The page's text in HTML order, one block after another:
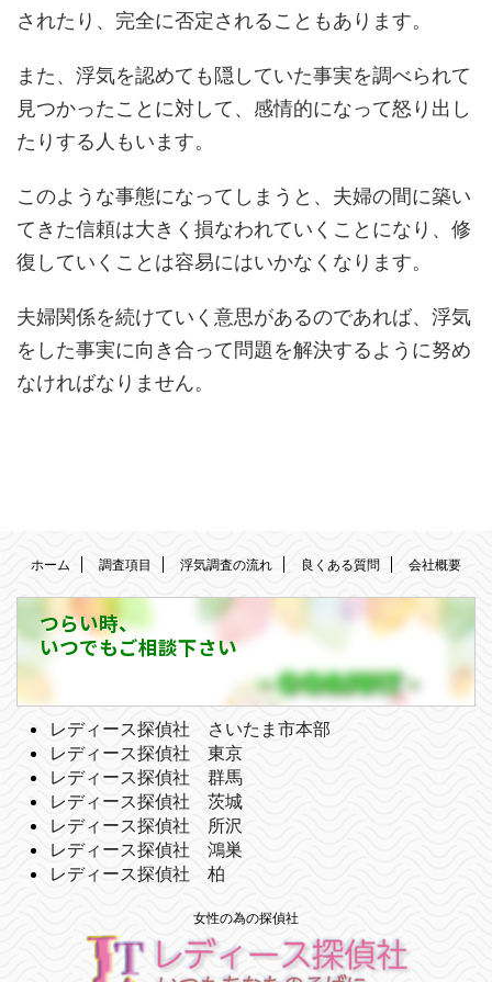
されたり、完全に否定されることもあります。
また、浮気を認めても隠していた事実を調べられて
見つかったことに対して、感情的になって怒り出し
たりする人もいます。
このような事態になってしまうと、夫婦の間に築い
てきた信頼は大きく損なわれていくことになり、修
復していくことは容易にはいかなくなります。
夫婦関係を続けていく意思があるのであれば、浮気
をした事実に向き合って問題を解決するように努め
なければなりません。
ホーム 調査項目 浮気調査の流れ 良くある質問 会社概要
つらい時、
いつでもご相談下さい
レディース探偵社 さいたま市本部
レディース探偵社 東京
レディース探偵社 群馬
レディース探偵社 茨城
レディース探偵社 所沢
レディース探偵社 鴻巣
レディース探偵社 柏
女性の為の探偵社